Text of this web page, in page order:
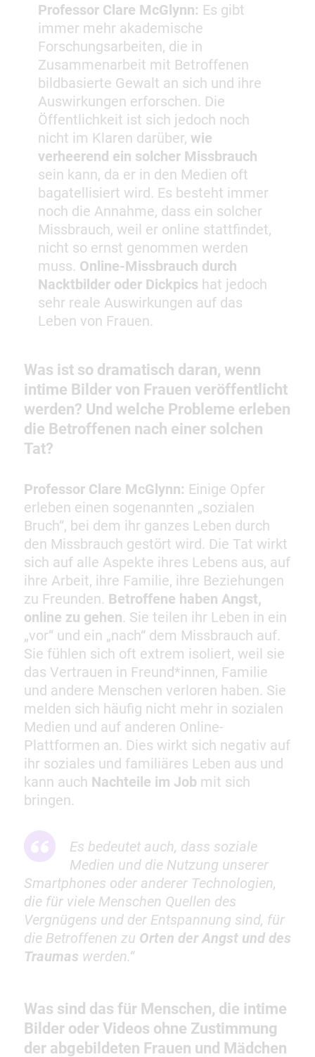
Professor Clare McGlynn: Es gibt
immer mehr akademische
Forschungsarbeiten, die in
Zusammenarbeit mit Betroffenen
bildbasierte Gewalt an sich und ihre
Auswirkungen erforschen. Die
Öffentlichkeit ist sich jedoch noch
nicht im Klaren darüber, wie
verheerend ein solcher Missbrauch
sein kann, da er in den Medien oft
bagatellisiert wird. Es besteht immer
noch die Annahme, dass ein solcher
Missbrauch, weil er online stattfindet,
nicht so ernst genommen werden
muss. Online-Missbrauch durch
Nacktbilder oder Dickpics hat jedoch
sehr reale Auswirkungen auf das
Leben von Frauen.
Was ist so dramatisch daran, wenn
intime Bilder von Frauen veröffentlicht
werden? Und welche Probleme erleben
die Betroffenen nach einer solchen
Tat?
Professor Clare McGlynn: Einige Opfer
erleben einen sogenannten „sozialen
Bruch“, bei dem ihr ganzes Leben durch
den Missbrauch gestört wird. Die Tat wirkt
sich auf alle Aspekte ihres Lebens aus, auf
ihre Arbeit, ihre Familie, ihre Beziehungen
zu Freunden. Betroffene haben Angst,
online zu gehen. Sie teilen ihr Leben in ein
„vor“ und ein „nach“ dem Missbrauch auf.
Sie fühlen sich oft extrem isoliert, weil sie
das Vertrauen in Freund*innen, Familie
und andere Menschen verloren haben. Sie
melden sich häufig nicht mehr in sozialen
Medien und auf anderen Online-
Plattformen an. Dies wirkt sich negativ auf
ihr soziales und familiäres Leben aus und
kann auch Nachteile im Job mit sich
bringen.
Es bedeutet auch, dass soziale
Medien und die Nutzung unserer
Smartphones oder anderer Technologien,
die für viele Menschen Quellen des
Vergnügens und der Entspannung sind, für
die Betroffenen zu Orten der Angst und des
Traumas werden.“
Was sind das für Menschen, die intime
Bilder oder Videos ohne Zustimmung
der abgebildeten Frauen und Mädchen